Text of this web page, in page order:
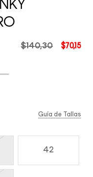
$70,15
$140,30
42
Guía de Tallas